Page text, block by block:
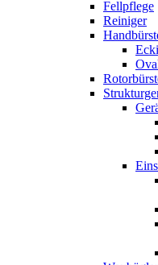
Fellpflege
Reiniger